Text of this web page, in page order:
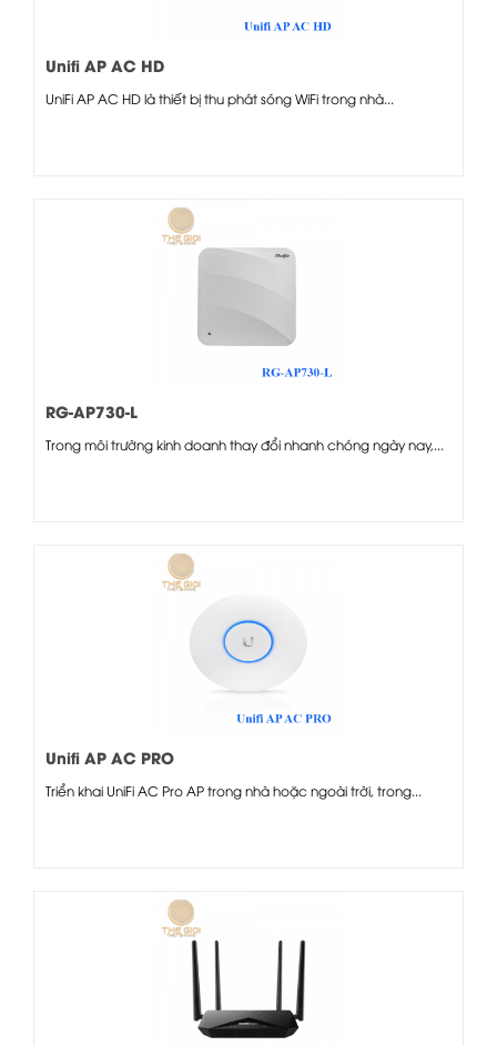
Unifi AP AC HD
UniFi AP AC HD là thiết bị thu phát sóng WiFi trong nhà...
RG-AP730-L
Trong môi trường kinh doanh thay đổi nhanh chóng ngày nay,...
Unifi AP AC PRO
Triển khai UniFi AC Pro AP trong nhà hoặc ngoài trời, trong...